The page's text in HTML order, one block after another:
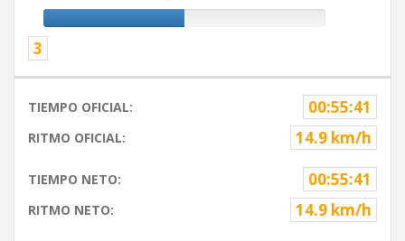
3
TIEMPO OFICIAL: 00:55:41
RITMO OFICIAL: 14.9 km/h
TIEMPO NETO: 00:55:41
RITMO NETO: 14.9 km/h